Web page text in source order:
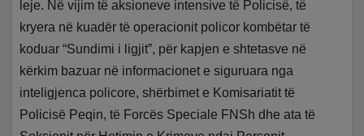
leje. Në vijim të aksioneve intensive të Policisë, të
kryera në kuadër të operacionit policor kombëtar të
koduar “Sundimi i ligjit”, për kapjen e shtetasve në
kërkim bazuar në informacionet e siguruara nga
inteligjenca policore, shërbimet e Komisariatit të
Policisë Peqin, të Forcës Speciale FNSh dhe ata të